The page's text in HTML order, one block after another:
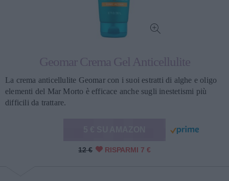
Geomar Crema Gel Anticellulite
La crema anticellulite Geomar con i suoi estratti di alghe e oligo
elementi del Mar Morto è efficace anche sugli inestetismi più
difficili da trattare.
12 € RISPARMI 7 €